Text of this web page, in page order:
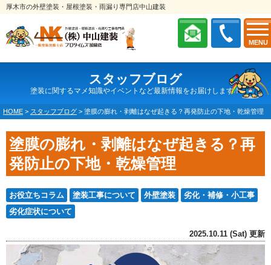
MENU
厚木市の外壁塗装・屋根塗装・雨漏り専門店中山建装
スタッフブログ
塗装に関するマメ知識やイベントなど最新情報をお届けします！
HOME > スタッフブログ > 塗膜の膨れ・剥離はなぜ起きる？再発防止の下地・乾燥管理
塗膜の膨れ・剥離はなぜ起きる？再
発防止の下地・乾燥管理
お役立ちコラム 塗装工事について 外壁塗装
劣化・補修・小工事
劣化症状について
2025.10.11 (Sat) 更新